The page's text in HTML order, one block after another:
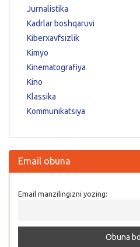
Jurnalistika
Kadrlar boshqaruvi
Kiberxavfsizlik
Kimyo
Kinematografiya
Kino
Klassika
Kommunikatsiya
Email obuna
Email manzilingizni yozing: